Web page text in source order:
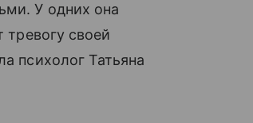
У одних она
тревогу своей
психолог Татьяна